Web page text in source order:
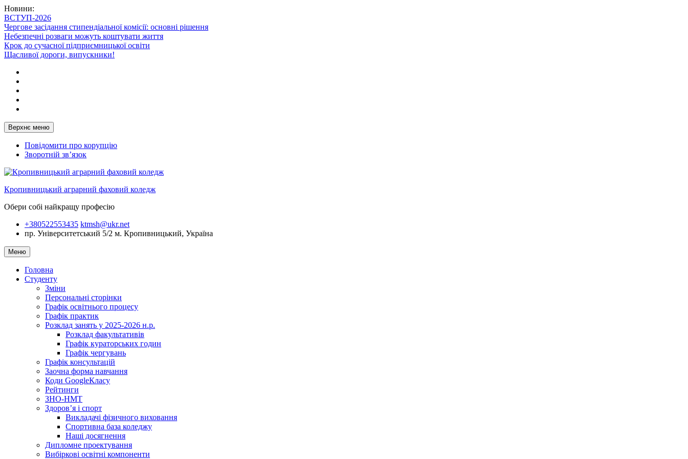
Перейти
до
вмісту
Новини:
ВСТУП-2026
Чергове засідання стипендіальної комісії: основні рішення
Небезпечні розваги можуть коштувати життя
Крок до сучасної підприємницької освіти
Щасливої дороги, випускники!
Верхнє меню
Повідомити про корупцію
Зворотній зв’язок
Кропивницький аграрний фаховий коледж
Обери собі найкращу професію
+380522553435 ktmsh@ukr.net
пр. Університетський 5/2 м. Кропивницький, Україна
Меню
Головна
Студенту
Зміни
Персональні сторінки
Графік освітнього процесу
Графік практик
Розклад занять у 2025-2026 н.р.
Розклад факультативів
Графік кураторських годин
Графік чергувань
Графік консультацій
Заочна форма навчання
Коди GoogleКласу
Рейтинги
ЗНО-НМТ
Здоров’я і спорт
Викладачі фізичного виховання
Спортивна база коледжу
Наші досягнення
Дипломне проектування
Вибіркові освітні компоненти